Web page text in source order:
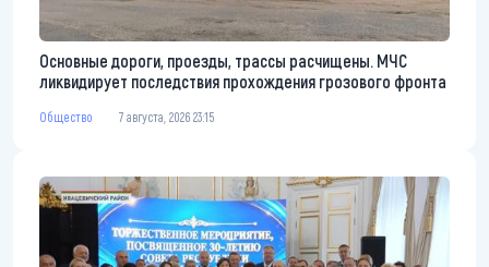
Основные дороги, проезды, трассы расчищены. МЧС
ликвидирует последствия прохождения грозового фронта
Общество 7 августа, 2026 23:15